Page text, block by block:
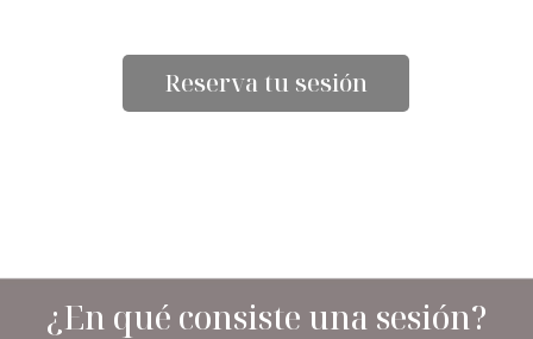
Reserva tu sesión
¿En qué consiste una sesión?